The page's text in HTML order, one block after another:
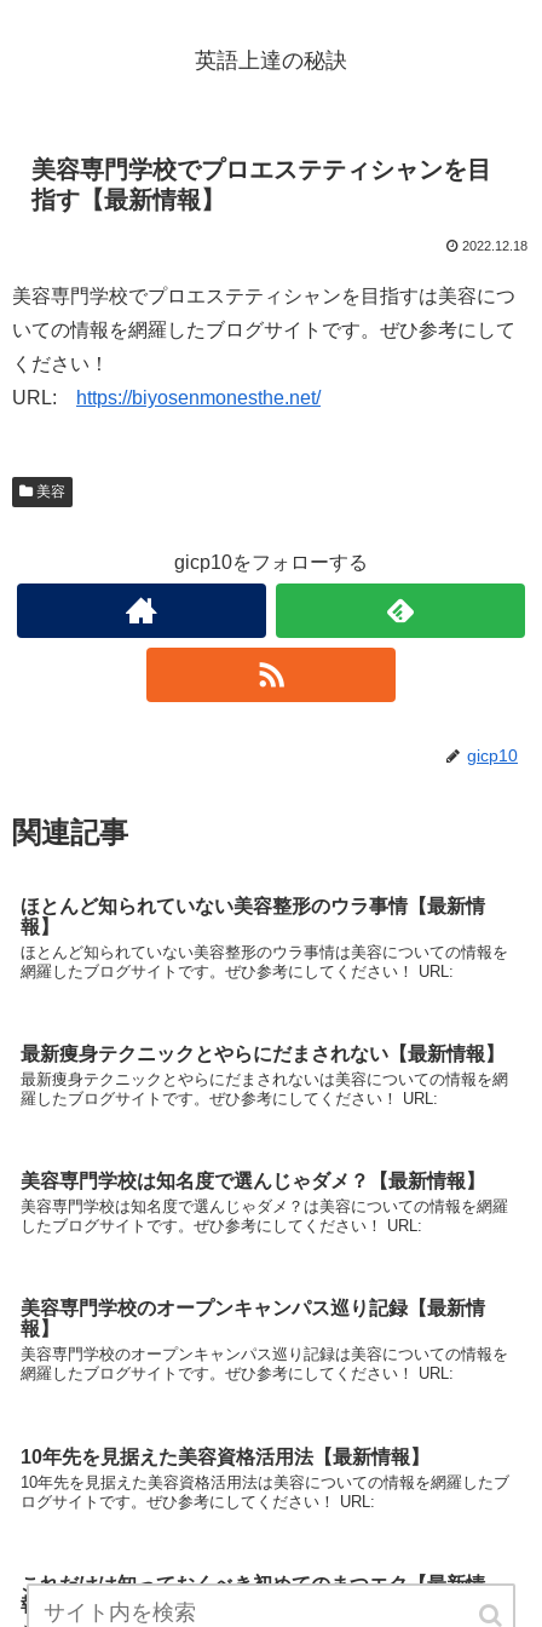
英語上達の秘訣
美容専門学校でプロエステティシャンを目
指す【最新情報】
2022.12.18
美容専門学校でプロエステティシャンを目指すは美容につ
いての情報を網羅したブログサイトです。ぜひ参考にして
ください！
URL:
https://biyosenmonesthe.net/
美容
gicp10をフォローする
gicp10
関連記事
ほとんど知られていない美容整形のウラ事情【最新情
報】
ほとんど知られていない美容整形のウラ事情は美容についての情報を
網羅したブログサイトです。ぜひ参考にしてください！ URL:
最新痩身テクニックとやらにだまされない【最新情報】
最新痩身テクニックとやらにだまされないは美容についての情報を網
羅したブログサイトです。ぜひ参考にしてください！ URL:
美容専門学校は知名度で選んじゃダメ？【最新情報】
美容専門学校は知名度で選んじゃダメ？は美容についての情報を網羅
したブログサイトです。ぜひ参考にしてください！ URL:
美容専門学校のオープンキャンパス巡り記録【最新情
報】
美容専門学校のオープンキャンパス巡り記録は美容についての情報を
網羅したブログサイトです。ぜひ参考にしてください！ URL:
10年先を見据えた美容資格活用法【最新情報】
10年先を見据えた美容資格活用法は美容についての情報を網羅したブ
ログサイトです。ぜひ参考にしてください！ URL:
これだけは知っておくべき初めてのまつエク【最新情
報】